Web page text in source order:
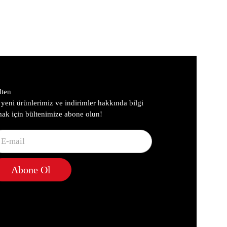
cüzdan hem telefon taşıma işlevini bir araya getiren
kartlar için ayrı gözler ve kağıt para için geniş alanlar
de telefonunuzu yanınızda taşımanıza olanak tanır.
ürünlerimiz ve indirimler hakkında bilgi
için bültenimize abone olun!
Abone Ol